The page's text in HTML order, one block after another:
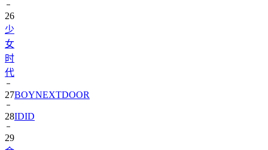
少
女
时
代
27
28IDID
29
金
惠